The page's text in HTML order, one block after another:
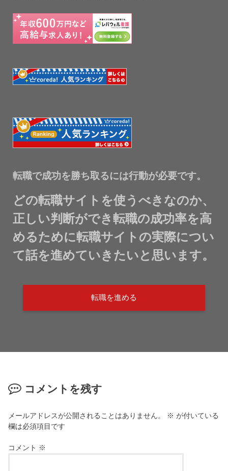
転職で成功を勝ち取るには行動が必要です。
どの転職サイトを使うべきなのか、
正しい判断ができ転職の成功率を高
めるために転職サイトの実際につい
て話を進めていきたいと思います。
転職を進める
コメントを残す
メールアドレスが公開されることはありません。 ※ が付いている
欄は必須項目です
コメント ※